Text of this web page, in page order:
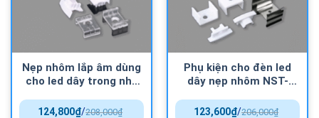
Nẹp nhôm lắp âm dùng
cho led dây trong nhà
208,000₫
/
124,800₫
Phụ kiện cho đèn led
dây nẹp nhôm NST-
206,000₫
/
123,600₫